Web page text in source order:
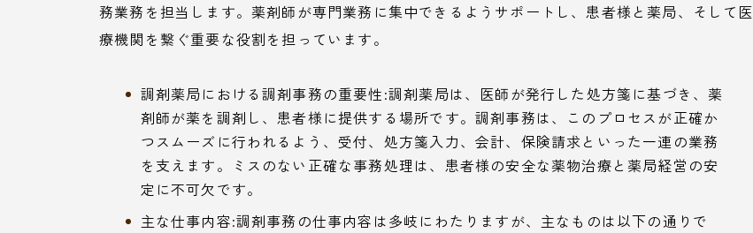
務業務を担当します。薬剤師が専門業務に集中できるようサポートし、患者様と薬局、そして医
療機関を繋ぐ重要な役割を担っています。
調剤薬局における調剤事務の重要性:調剤薬局は、医師が発行した処方箋に基づき、薬
剤師が薬を調剤し、患者様に提供する場所です。調剤事務は、このプロセスが正確か
つスムーズに行われるよう、受付、処方箋入力、会計、保険請求といった一連の業務
を支えます。ミスのない正確な事務処理は、患者様の安全な薬物治療と薬局経営の安
定に不可欠です。
主な仕事内容:調剤事務の仕事内容は多岐にわたりますが、主なものは以下の通りで